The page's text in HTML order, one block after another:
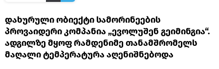
დახურული ობიექტი სამორინეების
პროვაიდერი კომპანია „ევოლუშენ გეიმინგია“.
ადგილზე მყოფ რამდენიმე თანამშრომელს
მაღალი ტემპერატურა აღენიშნებოდა